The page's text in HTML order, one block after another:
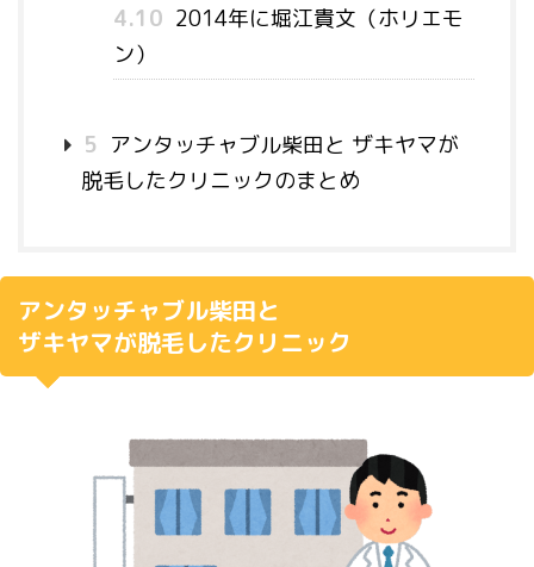
4.10 2014年に堀江貴文（ホリエモ
ン）
5 アンタッチャブル柴田と ザキヤマが
脱毛したクリニックのまとめ
アンタッチャブル柴田と
ザキヤマが脱毛したクリニック